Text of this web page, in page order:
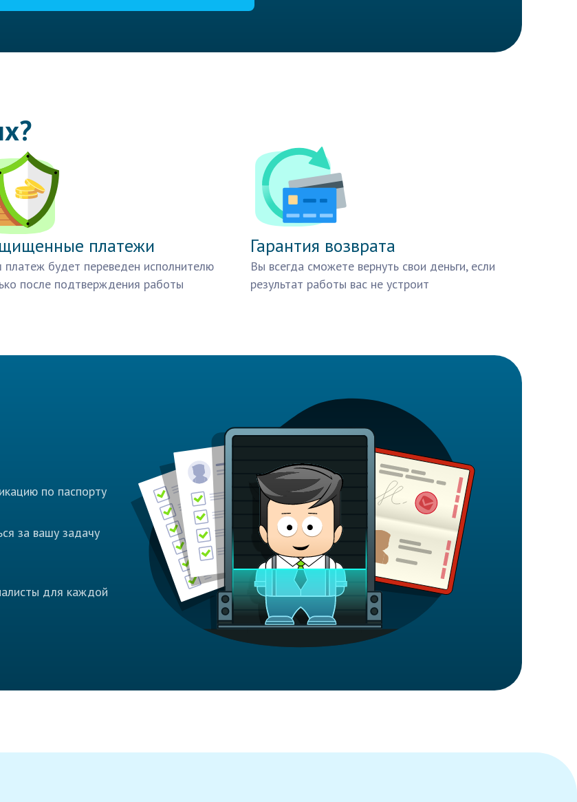
платежи
платеж будет переведен исполнителю
после подтверждения работы
Гарантия возврата
Вы всегда сможете вернуть свои деньги, если
результат работы вас не устроит
по паспорту
за вашу задачу
для каждой